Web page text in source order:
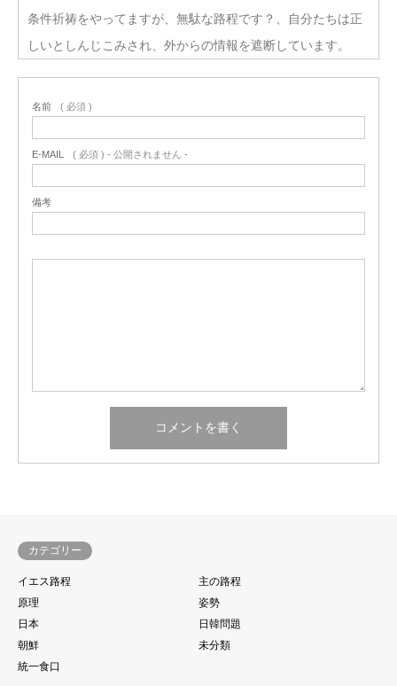
条件祈祷をやってますが、無駄な路程です？、自分たちは正
しいとしんじこみされ、外からの情報を遮断しています。
名前 ( 必須 )
E-MAIL ( 必須 ) - 公開されません -
備考
カテゴリー
イエス路程
主の路程
原理
姿勢
日本
日韓問題
朝鮮
未分類
統一食口